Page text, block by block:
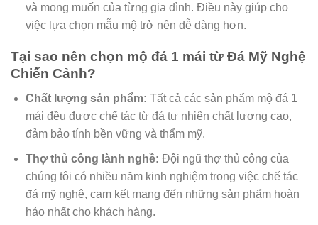
và mong muốn của từng gia đình. Điều này giúp cho
việc lựa chọn mẫu mộ trở nên dễ dàng hơn.
Tại sao nên chọn mộ đá 1 mái từ Đá Mỹ Nghệ
Chiến Cảnh?
Chất lượng sản phẩm: Tất cả các sản phẩm mộ đá 1
mái đều được chế tác từ đá tự nhiên chất lượng cao,
đảm bảo tính bền vững và thẩm mỹ.
Thợ thủ công lành nghề: Đội ngũ thợ thủ công của
chúng tôi có nhiều năm kinh nghiệm trong việc chế tác
đá mỹ nghệ, cam kết mang đến những sản phẩm hoàn
hảo nhất cho khách hàng.